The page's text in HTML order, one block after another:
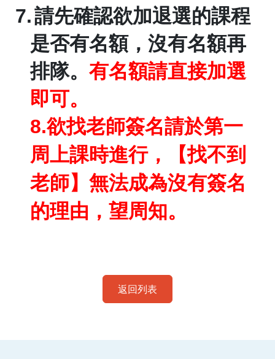
7.請先確認欲加退選的課程
是否有名額，沒有名額再
排隊。 有名額請直接加選
即可。
8.欲找老師簽名請於第一
周上課時進行，【找不到
老師】無法成為沒有簽名
的理由，望周知。
返回列表